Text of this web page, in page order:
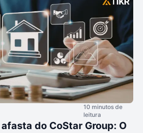
10 minutos de
leitura
do CoStar Group: O